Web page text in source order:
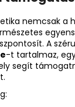
nemcsak a
A
-t tartalmaz,
segít